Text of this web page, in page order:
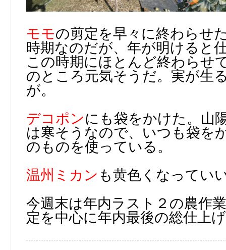
モモの剪定を早々に終わらせ
時期なのだが、年が明けると
この時期にほとんど終わらせ
のところ元気そうだ。実が生
が。
デコポンにも袋をかけた。山
は寒そうなので、いつも袋を
のものを使っている。
温州ミカン も黄色くなってい
今週末は年内ラスト２の農作
定を中心に年内最後の総仕上